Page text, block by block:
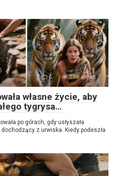
0 288 views
własne życie, aby
tygrysa…
po górach, gdy usłyszała
z urwiska. Kiedy podeszła